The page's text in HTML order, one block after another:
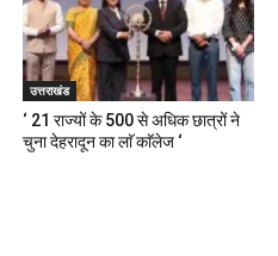
उत्तराखंड
‘ 21 राज्यों के 500 से अधिक छात्रों ने
चुना देहरादून का लाॅ काॅलेज ‘